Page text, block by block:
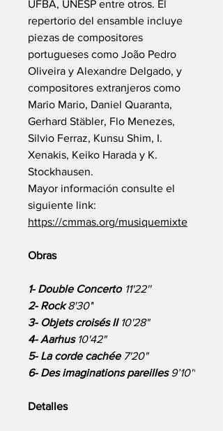
UFBA, UNESP entre otros. El
repertorio del ensamble incluye
piezas de compositores
portugueses como João Pedro
Oliveira y Alexandre Delgado, y
compositores extranjeros como
Mario Mario, Daniel Quaranta,
Gerhard Stäbler, Flo Menezes,
Silvio Ferraz, Kunsu Shim, I.
Xenakis, Keiko Harada y K.
Stockhausen.
Mayor información consulte el
siguiente link:
https://cmmas.org/musiquemixte
Obras
1- Double Concerto 11'22''
2- Rock8'30''
3- Objets croisés II10'28"
4- Aarhus10'42"
5- La corde cachée7'20"
6- Des imaginations pareilles9’10''
Detalles